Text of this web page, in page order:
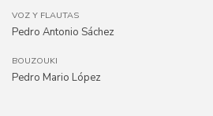
VOZ Y FLAUTAS
Pedro Antonio Sáchez
BOUZOUKI
Pedro Mario López